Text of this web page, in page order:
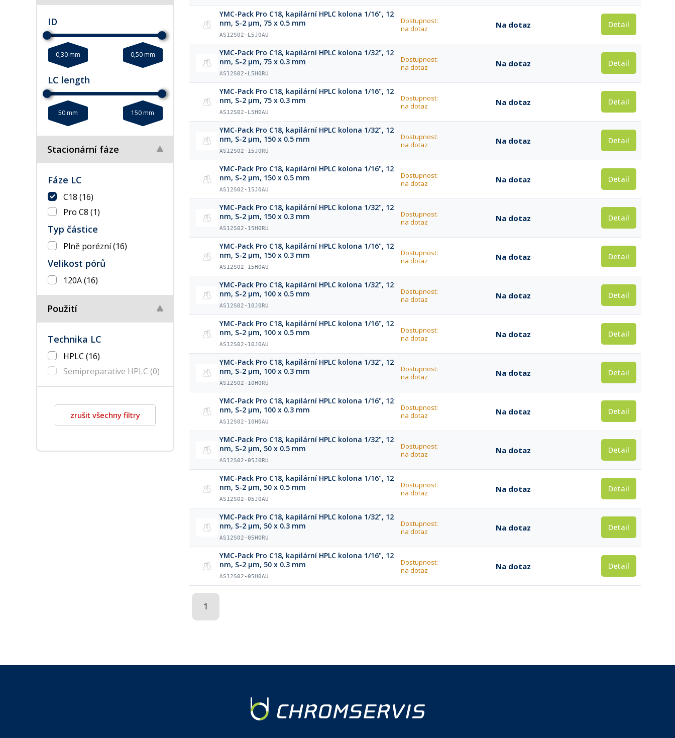
ID
0,30 mm 0,50 mm
LC length
50 mm 150 mm
Stacionární fáze
Fáze LC
C18 (16)
Pro C8 (1)
Typ částice
Plně porézní(16)
Velikost pórů
120A(16)
Použití
Technika LC
HPLC (16)
Semipreparative HPLC (0)
zrušit všechny filtry
YMC-Pack Pro C18, kapilární HPLC kolona 1/16", 12
nm, S-2 µm, 75 x 0.5 mm
AS12S02-L5J0AU
Dostupnost:
na dotaz
Na dotaz Detail
YMC-Pack Pro C18, kapilární HPLC kolona 1/32", 12
nm, S-2 µm, 75 x 0.3 mm
AS12S02-L5H0RU
Dostupnost:
na dotaz
Na dotaz Detail
YMC-Pack Pro C18, kapilární HPLC kolona 1/16", 12
nm, S-2 µm, 75 x 0.3 mm
AS12S02-L5H0AU
Dostupnost:
na dotaz
Na dotaz Detail
YMC-Pack Pro C18, kapilární HPLC kolona 1/32", 12
nm, S-2 µm, 150 x 0.5 mm
AS12S02-15J0RU
Dostupnost:
na dotaz
Na dotaz Detail
YMC-Pack Pro C18, kapilární HPLC kolona 1/16", 12
nm, S-2 µm, 150 x 0.5 mm
AS12S02-15J0AU
Dostupnost:
na dotaz
Na dotaz Detail
YMC-Pack Pro C18, kapilární HPLC kolona 1/32", 12
nm, S-2 µm, 150 x 0.3 mm
AS12S02-15H0RU
Dostupnost:
na dotaz
Na dotaz Detail
YMC-Pack Pro C18, kapilární HPLC kolona 1/16", 12
nm, S-2 µm, 150 x 0.3 mm
AS12S02-15H0AU
Dostupnost:
na dotaz
Na dotaz Detail
YMC-Pack Pro C18, kapilární HPLC kolona 1/32", 12
nm, S-2 µm, 100 x 0.5 mm
AS12S02-10J0RU
Dostupnost:
na dotaz
Na dotaz Detail
YMC-Pack Pro C18, kapilární HPLC kolona 1/16", 12
nm, S-2 µm, 100 x 0.5 mm
AS12S02-10J0AU
Dostupnost:
na dotaz
Na dotaz Detail
YMC-Pack Pro C18, kapilární HPLC kolona 1/32", 12
nm, S-2 µm, 100 x 0.3 mm
AS12S02-10H0RU
Dostupnost:
na dotaz
Na dotaz Detail
YMC-Pack Pro C18, kapilární HPLC kolona 1/16", 12
nm, S-2 µm, 100 x 0.3 mm
AS12S02-10H0AU
Dostupnost:
na dotaz
Na dotaz Detail
YMC-Pack Pro C18, kapilární HPLC kolona 1/32", 12
nm, S-2 µm, 50 x 0.5 mm
AS12S02-05J0RU
Dostupnost:
na dotaz
Na dotaz Detail
YMC-Pack Pro C18, kapilární HPLC kolona 1/16", 12
nm, S-2 µm, 50 x 0.5 mm
AS12S02-05J0AU
Dostupnost:
na dotaz
Na dotaz Detail
YMC-Pack Pro C18, kapilární HPLC kolona 1/32", 12
nm, S-2 µm, 50 x 0.3 mm
AS12S02-05H0RU
Dostupnost:
na dotaz
Na dotaz Detail
YMC-Pack Pro C18, kapilární HPLC kolona 1/16", 12
nm, S-2 µm, 50 x 0.3 mm
AS12S02-05H0AU
Dostupnost:
na dotaz
Na dotaz Detail
1